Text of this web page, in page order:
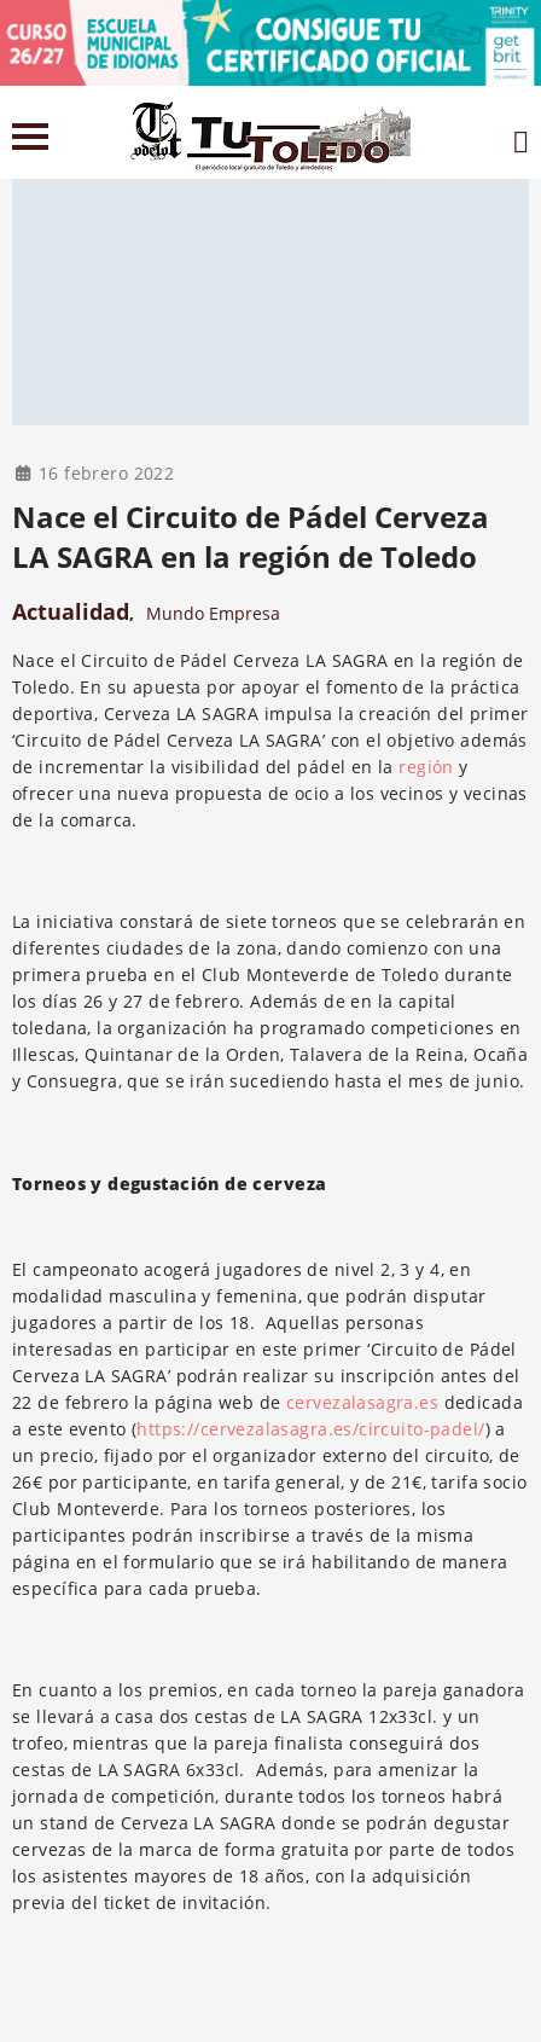
16 febrero 2022
Nace el Circuito de Pádel Cerveza
LA SAGRA en la región de Toledo
Actualidad, Mundo Empresa
Nace el Circuito de Pádel Cerveza LA SAGRA en la región de
Toledo. En su apuesta por apoyar el fomento de la práctica
deportiva, Cerveza LA SAGRA impulsa la creación del primer
‘Circuito de Pádel Cerveza LA SAGRA’ con el objetivo además
de incrementar la visibilidad del pádel en la región y
ofrecer una nueva propuesta de ocio a los vecinos y vecinas
de la comarca.
La iniciativa constará de siete torneos que se celebrarán en
diferentes ciudades de la zona, dando comienzo con una
primera prueba en el Club Monteverde de Toledo durante
los días 26 y 27 de febrero. Además de en la capital
toledana, la organización ha programado competiciones en
Illescas, Quintanar de la Orden, Talavera de la Reina, Ocaña
y Consuegra, que se irán sucediendo hasta el mes de junio.
Torneos y degustación de cerveza
El campeonato acogerá jugadores de nivel 2, 3 y 4, en
modalidad masculina y femenina, que podrán disputar
jugadores a partir de los 18. Aquellas personas
interesadas en participar en este primer ‘Circuito de Pádel
Cerveza LA SAGRA’ podrán realizar su inscripción antes del
22 de febrero la página web de cervezalasagra.es dedicada
a este evento (https://cervezalasagra.es/circuito-padel/) a
un precio, fijado por el organizador externo del circuito, de
26€ por participante, en tarifa general, y de 21€, tarifa socio
Club Monteverde. Para los torneos posteriores, los
participantes podrán inscribirse a través de la misma
página en el formulario que se irá habilitando de manera
específica para cada prueba.
En cuanto a los premios, en cada torneo la pareja ganadora
se llevará a casa dos cestas de LA SAGRA 12x33cl. y un
trofeo, mientras que la pareja finalista conseguirá dos
cestas de LA SAGRA 6x33cl. Además, para amenizar la
jornada de competición, durante todos los torneos habrá
un stand de Cerveza LA SAGRA donde se podrán degustar
cervezas de la marca de forma gratuita por parte de todos
los asistentes mayores de 18 años, con la adquisición
previa del ticket de invitación.